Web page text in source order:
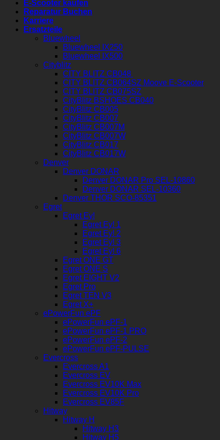
E-Scooter kaufen
Reparatur Buchen
Karriere
Ersatzteile
Bluewheel
Bluewheel IX250
Bluewheel IX500
Cityblitz
CITY BLITZ CB048
CITY BLITZ CB064SZ Moove E-Scooter
CITY BLITZ CB075SZ
CityBlitz BSHOES CB040
CityBlitz CB005
CityBlitz CB007
CityBlitz CB007M
CityBlitz CB007W
CityBlitz CB017
CityBlitz CB017W
Denver
Denver DONAR
Denver DONAR Pro SEL-10860
Denver DONAR SEL-10360
Denver THOR SCO-85351
Egret
Egret Ey!
Egret Ey! 1
Egret Ey! 2
Egret Ey! 3
Egret Ey! 6
Egret ONE GT
Egret ONE S
Egret EIGHT V2
Egret Pro
Egret TEN V3
Egret X+
ePowerFun ePF
ePowerFun ePF-1
ePowerFun ePF-1 PRO
ePowerFun ePF-2
ePowerFun ePF-PULSE
Evercross
Evercross A1
Evercross EV
Evercross EV10K Max
Evercross EV10K Pro
Evercross EV85F
Hitway
Hitway H
Hitway H3
Hitway H5